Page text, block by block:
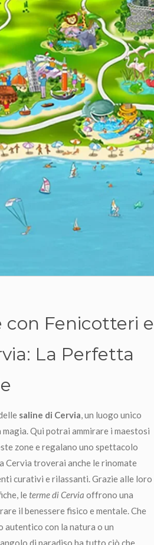
con Fenicotteri e
La Perfetta
saline di Cervia , un luogo unico
Qui potrai ammirare i maestosi
zone e regalano uno spettacolo
Cervia troverai anche le rinomate
curativi e rilassanti. Grazie alle loro
leterme di Cervia offrono una
il benessere fisico e mentale. Che
autentico con la natura o un
di paradiso ha tutto ciò che